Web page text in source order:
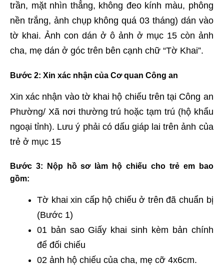
trần, mặt nhìn thẳng, không đeo kính màu, phông
nền trắng, ảnh chụp không quá 03 tháng) dán vào
tờ khai. Ảnh con dán ở ô ảnh ở mục 15 còn ảnh
cha, mẹ dán ở góc trên bên cạnh chữ “Tờ Khai”.
Bước 2: Xin xác nhận của Cơ quan Công an
Xin xác nhận vào tờ khai hộ chiếu trên tại Công an
Phường/ Xã nơi thường trú hoặc tạm trú (hộ khẩu
ngoại tỉnh). Lưu ý phải có dấu giáp lai trên ảnh của
trẻ ở mục 15
Bước 3: Nộp hồ sơ làm hộ chiếu cho trẻ em bao
gồm:
Tờ khai xin cấp hộ chiếu ở trên đã chuẩn bị
(Bước 1)
01 bản sao Giấy khai sinh kèm bản chính
để đối chiếu
02 ảnh hộ chiếu của cha, mẹ cỡ 4x6cm.